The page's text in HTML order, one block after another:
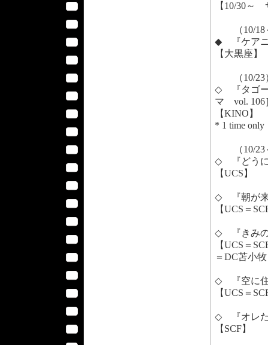
【10/30～
（10/18
◆ 『ケアニ
【大黒座】
（10/23
◇ 『タゴ
マ vol. 106
【KINO】
* 1 time only
（10/23
◇ 『どうに
【UCS】
◇ 『朝が
【UCS＝
◇ 『きみの
【UCS＝
＝DC苫小
◇ 『空に
【UCS＝
◇ 『オレた
【SCF】